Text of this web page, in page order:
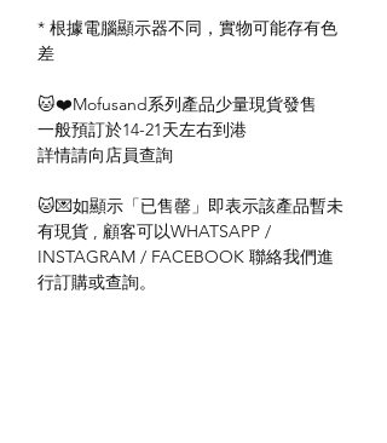
* 根據電腦顯示器不同，實物可能存有色
差
🐱❤️Mofusand系列產品少量現貨發售
一般預訂於14-21天左右到港
詳情請向店員查詢
🐱💌如顯示「已售罄」即表示該產品暫未
有現貨 , 顧客可以WHATSAPP /
INSTAGRAM / FACEBOOK 聯絡我們進
行訂購或查詢。